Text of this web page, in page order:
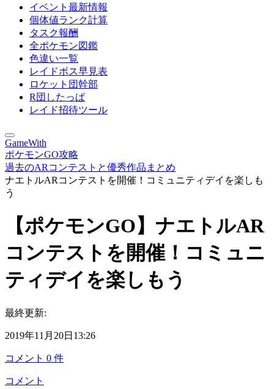
イベント最新情報
個体値ランク計算
タスク報酬
全ポケモン図鑑
色違い一覧
レイドボス早見表
ロケット団幹部
R団したっぱ
レイド招待ツール
GameWith
ポケモンGO攻略
過去のARコンテストと優秀作品まとめ
ナエトルARコンテストを開催！コミュニティデイを楽しも
う
【ポケモンGO】ナエトルAR
コンテストを開催！コミュニ
ティデイを楽しもう
最終更新:
2019年11月20日13:26
コメント 0 件
コメント